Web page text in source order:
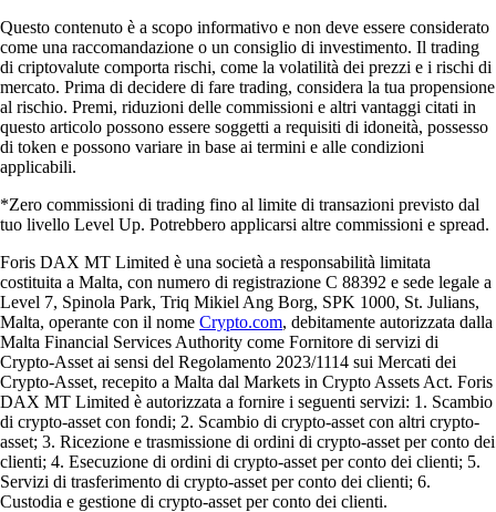
Questo contenuto è a scopo informativo e non deve essere considerato
come una raccomandazione o un consiglio di investimento. Il trading
di criptovalute comporta rischi, come la volatilità dei prezzi e i rischi di
mercato. Prima di decidere di fare trading, considera la tua propensione
al rischio. Premi, riduzioni delle commissioni e altri vantaggi citati in
questo articolo possono essere soggetti a requisiti di idoneità, possesso
di token e possono variare in base ai termini e alle condizioni
applicabili.
*Zero commissioni di trading fino al limite di transazioni previsto dal
tuo livello Level Up. Potrebbero applicarsi altre commissioni e spread.
Foris DAX MT Limited è una società a responsabilità limitata
costituita a Malta, con numero di registrazione C 88392 e sede legale a
Level 7, Spinola Park, Triq Mikiel Ang Borg, SPK 1000, St. Julians,
Malta, operante con il nome Crypto.com, debitamente autorizzata dalla
Malta Financial Services Authority come Fornitore di servizi di
Crypto-Asset ai sensi del Regolamento 2023/1114 sui Mercati dei
Crypto-Asset, recepito a Malta dal Markets in Crypto Assets Act. Foris
DAX MT Limited è autorizzata a fornire i seguenti servizi: 1. Scambio
di crypto-asset con fondi; 2. Scambio di crypto-asset con altri crypto-
asset; 3. Ricezione e trasmissione di ordini di crypto-asset per conto dei
clienti; 4. Esecuzione di ordini di crypto-asset per conto dei clienti; 5.
Servizi di trasferimento di crypto-asset per conto dei clienti; 6.
Custodia e gestione di crypto-asset per conto dei clienti.